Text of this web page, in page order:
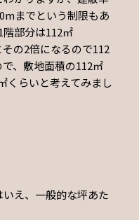
までという制限もあ
階部分は112㎡
の2倍になるので112
、敷地面積の112㎡
くらいと考えてみまし
え、一般的な坪あた